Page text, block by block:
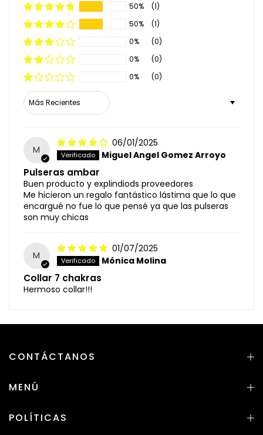
50%
(1)
50%
(1)
0%
(0)
0%
(0)
0%
(0)
Sort by
M
06/01/2025
Miguel Angel Gomez Arroyo
Pulseras ambar
Buen producto y explindiods proveedores
Me hicieron un regalo fantástico lástima que lo que
encargué no fue lo que pensé ya que las pulseras
son muy chicas
M
01/07/2025
Mónica Molina
Collar 7 chakras
Hermoso collar!!!
CONTÁCTANOS
MENÚ
POLÍTICAS